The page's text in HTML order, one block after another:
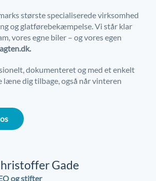
største specialiserede virksomhed
og glatførebekæmpelse. Vi står klar
vores egne biler – og vores egen
dokumenteret og med et enkelt
læne dig tilbage, også når vinteren
Gade
og stifter